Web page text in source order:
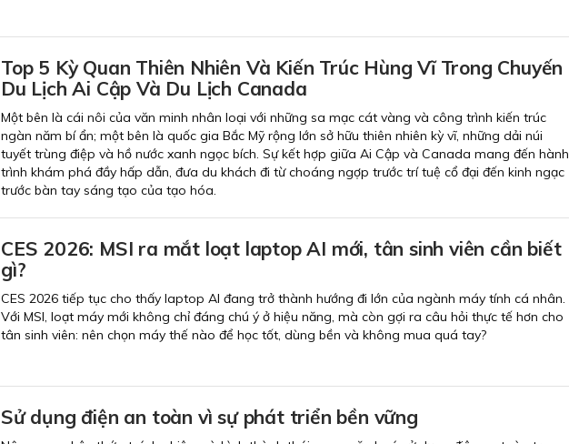
Top 5 Kỳ Quan Thiên Nhiên Và Kiến Trúc Hùng Vĩ Trong Chuyến
Du Lịch Ai Cập Và Du Lịch Canada
Một bên là cái nôi của văn minh nhân loại với những sa mạc cát vàng và công trình kiến trúc
ngàn năm bí ẩn; một bên là quốc gia Bắc Mỹ rộng lớn sở hữu thiên nhiên kỳ vĩ, những dải núi
tuyết trùng điệp và hồ nước xanh ngọc bích. Sự kết hợp giữa Ai Cập và Canada mang đến hành
trình khám phá đầy hấp dẫn, đưa du khách đi từ choáng ngợp trước trí tuệ cổ đại đến kinh ngạc
trước bàn tay sáng tạo của tạo hóa.
CES 2026: MSI ra mắt loạt laptop AI mới, tân sinh viên cần biết
gì?
CES 2026 tiếp tục cho thấy laptop AI đang trở thành hướng đi lớn của ngành máy tính cá nhân.
Với MSI, loạt máy mới không chỉ đáng chú ý ở hiệu năng, mà còn gợi ra câu hỏi thực tế hơn cho
tân sinh viên: nên chọn máy thế nào để học tốt, dùng bền và không mua quá tay?
Sử dụng điện an toàn vì sự phát triển bền vững